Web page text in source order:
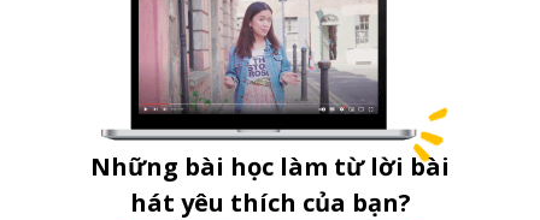
Những bài học làm từ lời bài
hát yêu thích của bạn?